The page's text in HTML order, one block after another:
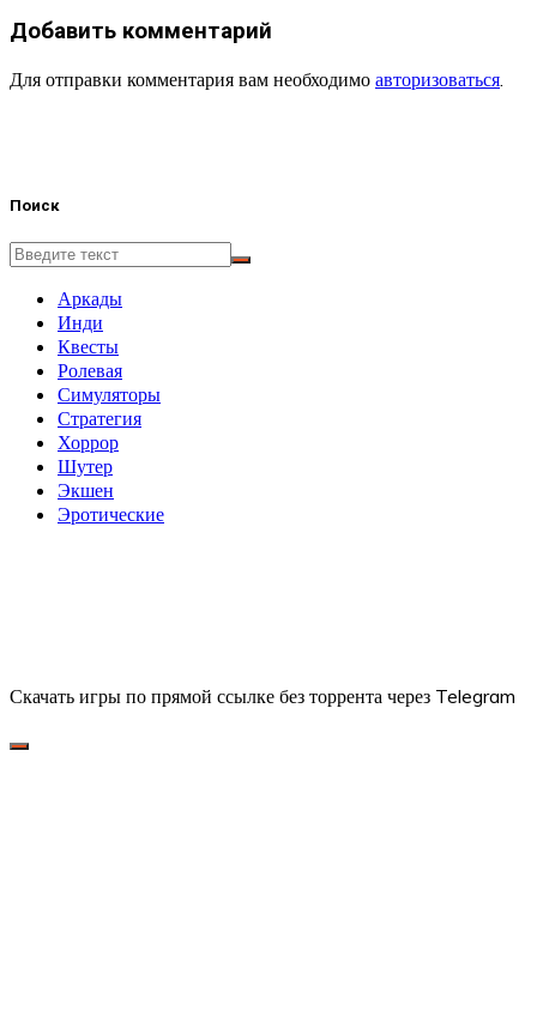
Добавить комментарий
Для отправки комментария вам необходимо авторизоваться
Поиск
Аркады
Инди
Квесты
Ролевая
Симуляторы
Стратегия
Хоррор
Шутер
Экшен
Эротические
Скачать игры по прямой ссылке без торрента через Telegram